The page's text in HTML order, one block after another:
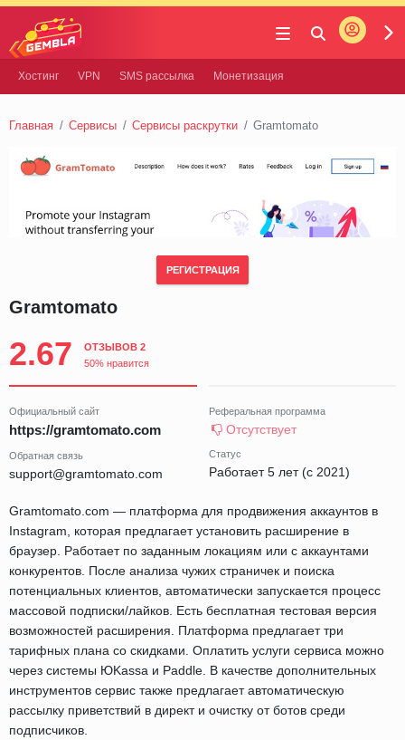
Gembla
Войти
Хостинг VPN SMS рассылка Монетизация
Главная Сервисы Сервисы раскрутки Gramtomato
Gramtomato
2.67
ОТЗЫВОВ 2
50% нравится
Официальный сайт
https://gramtomato.com
Обратная связь
support@gramtomato.com
Реферальная программа
Отсутствует
Статус
Работает 5 лет (с 2021)
Gramtomato.com — платформа для продвижения аккаунтов в
Instagram, которая предлагает установить расширение в
браузер. Работает по заданным локациям или с аккаунтами
конкурентов. После анализа чужих страничек и поиска
потенциальных клиентов, автоматически запускается процесс
массовой подписки/лайков. Есть бесплатная тестовая версия
возможностей расширения. Платформа предлагает три
тарифных плана со скидками. Оплатить услуги сервиса можно
через системы ЮKassa и Paddle. В качестве дополнительных
инструментов сервис также предлагает автоматическую
рассылку приветствий в директ и очистку от ботов среди
подписчиков.
РЕГИСТРАЦИЯ